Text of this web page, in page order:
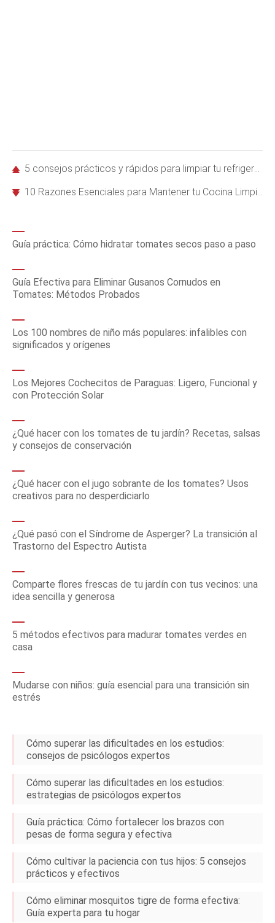
5 consejos prácticos y rápidos para limpiar tu refrigerador de forma efectiva
10 Razones Esenciales para Mantener tu Cocina Limpia y Segura
Guía práctica: Cómo hidratar tomates secos paso a paso
Guía Efectiva para Eliminar Gusanos Cornudos en
Tomates: Métodos Probados
Los 100 nombres de niño más populares: infalibles con
significados y orígenes
Los Mejores Cochecitos de Paraguas: Ligero, Funcional y
con Protección Solar
¿Qué hacer con los tomates de tu jardín? Recetas, salsas
y consejos de conservación
¿Qué hacer con el jugo sobrante de los tomates? Usos
creativos para no desperdiciarlo
¿Qué pasó con el Síndrome de Asperger? La transición al
Trastorno del Espectro Autista
Comparte flores frescas de tu jardín con tus vecinos: una
idea sencilla y generosa
5 métodos efectivos para madurar tomates verdes en
casa
Mudarse con niños: guía esencial para una transición sin
estrés
Cómo superar las dificultades en los estudios:
consejos de psicólogos expertos
Cómo superar las dificultades en los estudios:
estrategias de psicólogos expertos
Guía práctica: Cómo fortalecer los brazos con
pesas de forma segura y efectiva
Cómo cultivar la paciencia con tus hijos: 5 consejos
prácticos y efectivos
Cómo eliminar mosquitos tigre de forma efectiva:
Guía experta para tu hogar